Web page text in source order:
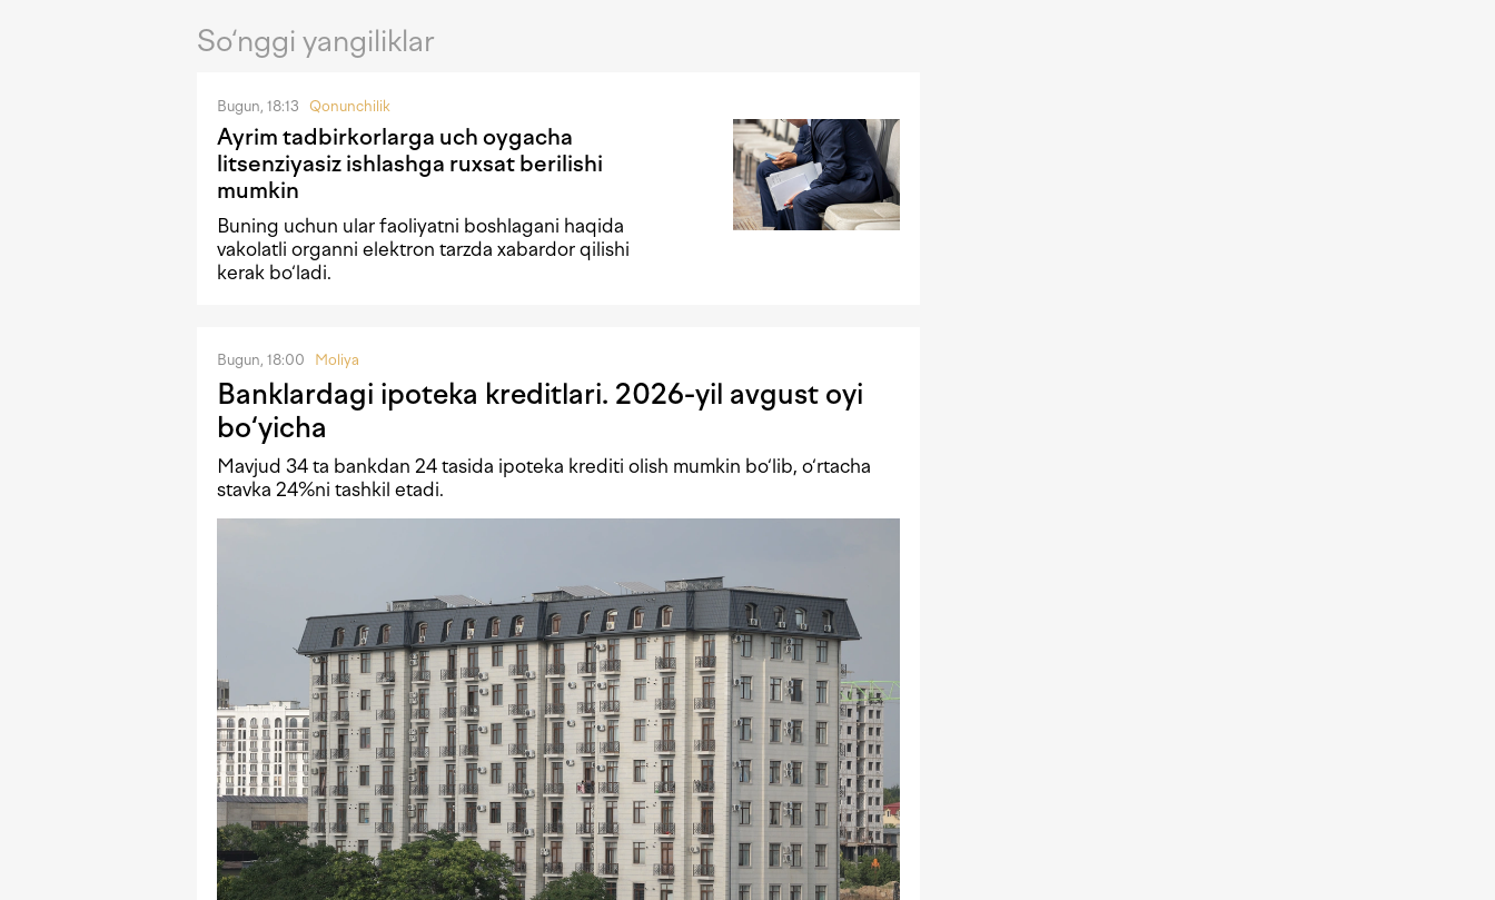
So‘nggi yangiliklar
Bugun, 18:13 Qonunchilik
Ayrim tadbirkorlarga uch oygacha
litsenziyasiz ishlashga ruxsat berilishi
mumkin
Buning uchun ular faoliyatni boshlagani haqida
vakolatli organni elektron tarzda xabardor qilishi
kerak bo‘ladi.
Bugun, 18:00 Moliya
Banklardagi ipoteka kreditlari. 2026-yil avgust oyi
bo‘yicha
Mavjud 34 ta bankdan 24 tasida ipoteka krediti olish mumkin bo‘lib, o‘rtacha
stavka 24%ni tashkil etadi.